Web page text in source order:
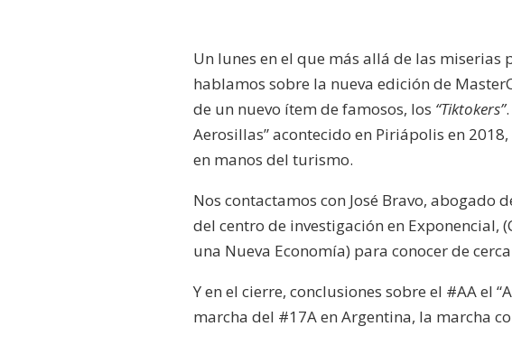
Un lunes en el que más allá de las miserias
hablamos sobre la nueva edición de
de un nuevo ítem de famosos, los “Tiktokers”
Aerosillas” acontecido en Piriápolis en
en manos del turismo.
Nos contactamos con José Bravo, abogado
del centro de investigación en Exponencial,
una Nueva Economía) para conocer de
Y en el cierre, conclusiones sobre el #AA el
marcha del #17A en Argentina, la marcha